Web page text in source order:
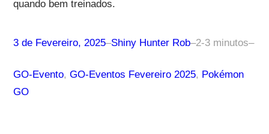
quando bem treinados.
3 de Fevereiro, 2025–Shiny Hunter Rob–2-3 minutos–
GO-Evento, GO-Eventos Fevereiro 2025, Pokémon
GO